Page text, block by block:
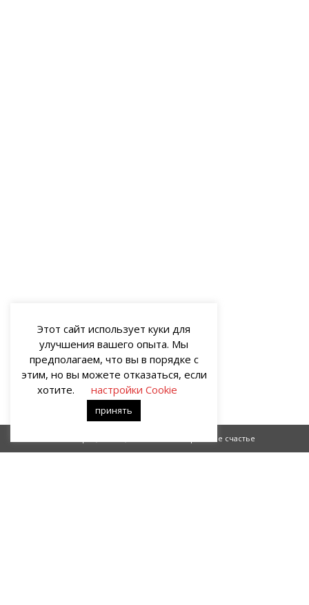
Еврейское счаcтье
Этот сайт использует куки для
улучшения вашего опыта. Мы
предполагаем, что вы в порядке с
этим, но вы можете отказаться, если
хотите.
настройки Cookie
принять